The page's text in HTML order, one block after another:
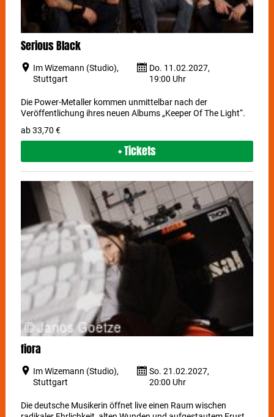
Serious Black
Im Wizemann (Studio),
Stuttgart
Do. 11.02.2027,
19:00 Uhr
Die Power-Metaller kommen unmittelbar nach der
Veröffentlichung ihres neuen Albums „Keeper Of The Light“.
ab 33,70 €
+ Tickets
fiora
Im Wizemann (Studio),
Stuttgart
So. 21.02.2027,
20:00 Uhr
Die deutsche Musikerin öffnet live einen Raum wischen